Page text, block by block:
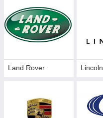
Land Rover Lincoln